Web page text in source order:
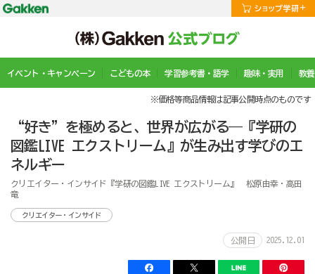
イベント・キャンペーン こどもの本 学習参考書・語学 趣味・実用 教
※価格等商品情報は記事公開時点のものです
“好き”を極めると、世界が広がる——『学研の
図鑑LIVE エクストリーム』が生み出す学びのエ
ネルギー
クリエイター・インサイド『学研の図鑑LIVE エクストリーム』 松原由幸・高田
竜
クリエイター・インサイド
公開日 2025.12.01